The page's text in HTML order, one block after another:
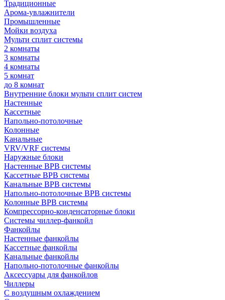
Традиционные
Арома-увлажнители
Промышленные
Мойки воздуха
Мульти сплит системы
2 комнаты
3 комнаты
4 комнаты
5 комнат
до 8 комнат
Внутренние блоки мульти сплит систем
Настенные
Кассетные
Напольно-потолочные
Колонные
Канальные
VRV/VRF системы
Наружные блоки
Настенные ВРВ системы
Кассетные ВРВ системы
Канальные ВРВ системы
Напольно-потолочные ВРВ системы
Колонные ВРВ системы
Компрессорно-конденсаторные блоки
Системы чиллер-фанкойл
Фанкойлы
Настенные фанкойлы
Кассетные фанкойлы
Канальные фанкойлы
Напольно-потолочные фанкойлы
Аксессуары для фанкойлов
Чиллеры
С воздушным охлаждением